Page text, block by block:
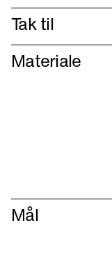
Tak til
Materiale
Mål